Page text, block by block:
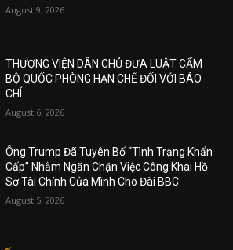
August 9, 2026
THƯỢNG VIỆN DÂN CHỦ ĐƯA LUẬT CẤM
BỘ QUỐC PHÒNG HẠN CHẾ ĐỐI VỚI BÁO
CHÍ
August 6, 2026
Ông Trump Đã Tuyên Bố “Tình Trạng Khẩn
Cấp” Nhằm Ngăn Chặn Việc Công Khai Hồ
Sơ Tài Chính Của Mình Cho Đài BBC
August 5, 2026